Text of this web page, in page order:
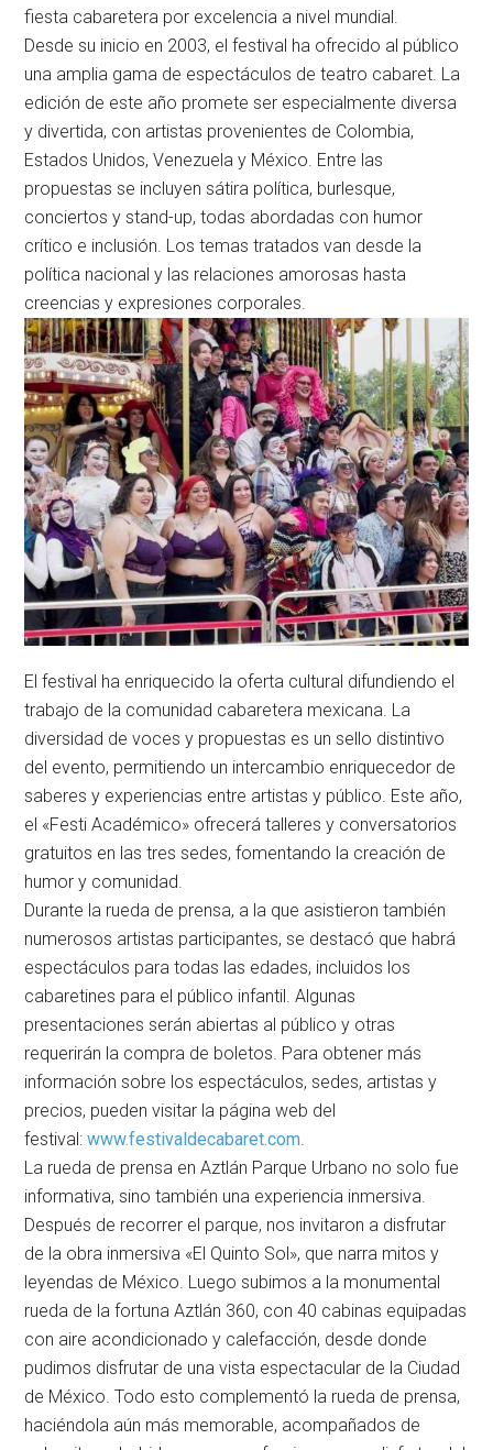
fiesta cabaretera por excelencia a nivel mundial.
Desde su inicio en 2003, el festival ha ofrecido al público
una amplia gama de espectáculos de teatro cabaret. La
edición de este año promete ser especialmente diversa
y divertida, con artistas provenientes de Colombia,
Estados Unidos, Venezuela y México. Entre las
propuestas se incluyen sátira política, burlesque,
conciertos y stand-up, todas abordadas con humor
crítico e inclusión. Los temas tratados van desde la
política nacional y las relaciones amorosas hasta
creencias y expresiones corporales.
El festival ha enriquecido la oferta cultural difundiendo el
trabajo de la comunidad cabaretera mexicana. La
diversidad de voces y propuestas es un sello distintivo
del evento, permitiendo un intercambio enriquecedor de
saberes y experiencias entre artistas y público. Este año,
el «Festi Académico» ofrecerá talleres y conversatorios
gratuitos en las tres sedes, fomentando la creación de
humor y comunidad.
Durante la rueda de prensa, a la que asistieron también
numerosos artistas participantes, se destacó que habrá
espectáculos para todas las edades, incluidos los
cabaretines para el público infantil. Algunas
presentaciones serán abiertas al público y otras
requerirán la compra de boletos. Para obtener más
información sobre los espectáculos, sedes, artistas y
precios, pueden visitar la página web del
festival: www.festivaldecabaret.com.
La rueda de prensa en Aztlán Parque Urbano no solo fue
informativa, sino también una experiencia inmersiva.
Después de recorrer el parque, nos invitaron a disfrutar
de la obra inmersiva «El Quinto Sol», que narra mitos y
leyendas de México. Luego subimos a la monumental
rueda de la fortuna Aztlán 360, con 40 cabinas equipadas
con aire acondicionado y calefacción, desde donde
pudimos disfrutar de una vista espectacular de la Ciudad
de México. Todo esto complementó la rueda de prensa,
haciéndola aún más memorable, acompañados de